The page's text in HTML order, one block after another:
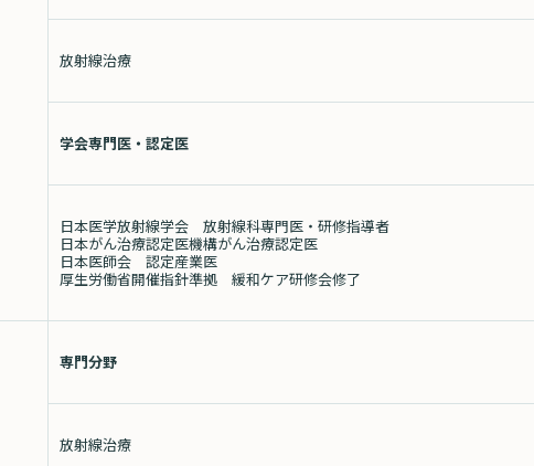
放射線治療
学会専門医・認定医
日本医学放射線学会 放射線科専門医・研修指導者
日本がん治療認定医機構がん治療認定医
日本医師会 認定産業医
厚生労働省開催指針準拠 緩和ケア研修会修了
専門分野
放射線治療